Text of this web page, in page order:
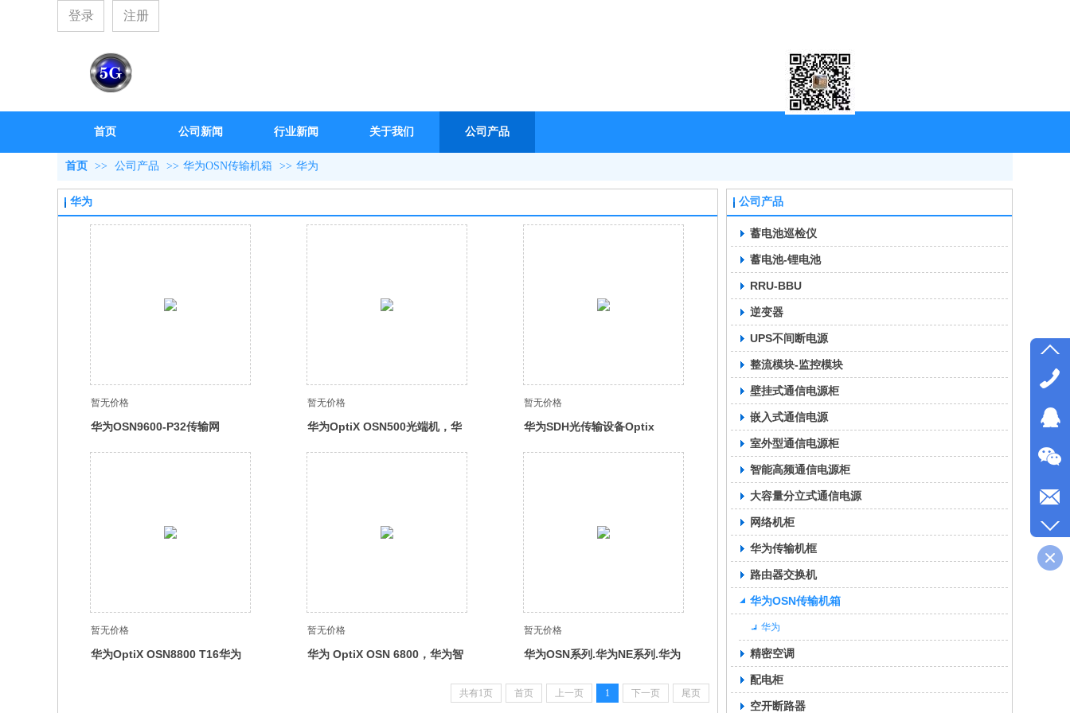
登录 注册
首页 公司新闻 行业新闻 关于我们 公司产品
首页 >> 公司产品 >> 华为OSN传输机箱 >> 华为
公司产品
蓄电池巡检仪
蓄电池-锂电池
RRU-BBU
逆变器
UPS不间断电源
整流模块-监控模块
壁挂式通信电源柜
嵌入式通信电源
室外型通信电源柜
智能高频通信电源柜
大容量分立式通信电源
网络机柜
华为传输机框
路由器交换机
华为OSN传输机箱
华为
精密空调
配电柜
空开断路器
华为
暂无价格
华为OSN9600-P32传输网
暂无价格
华为OptiX OSN500光端机，华
暂无价格
华为SDH光传输设备Optix
暂无价格
华为OptiX OSN8800 T16华为
暂无价格
华为 OptiX OSN 6800，华为智
暂无价格
华为OSN系列.华为NE系列.华为
共有1页 首页 上一页 1 下一页 尾页